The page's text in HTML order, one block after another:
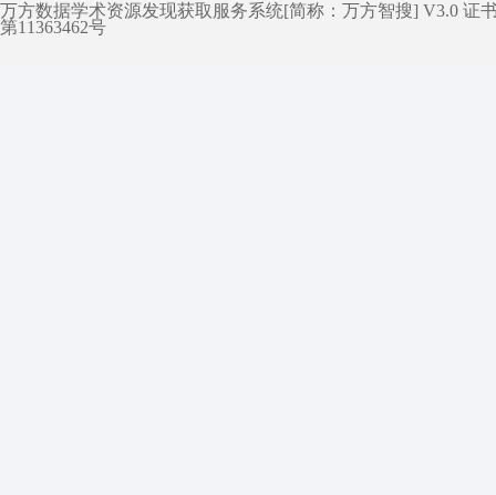
万方数据学术资源发现获取服务系统[简称：万方智搜] V3.0 证
第11363462号